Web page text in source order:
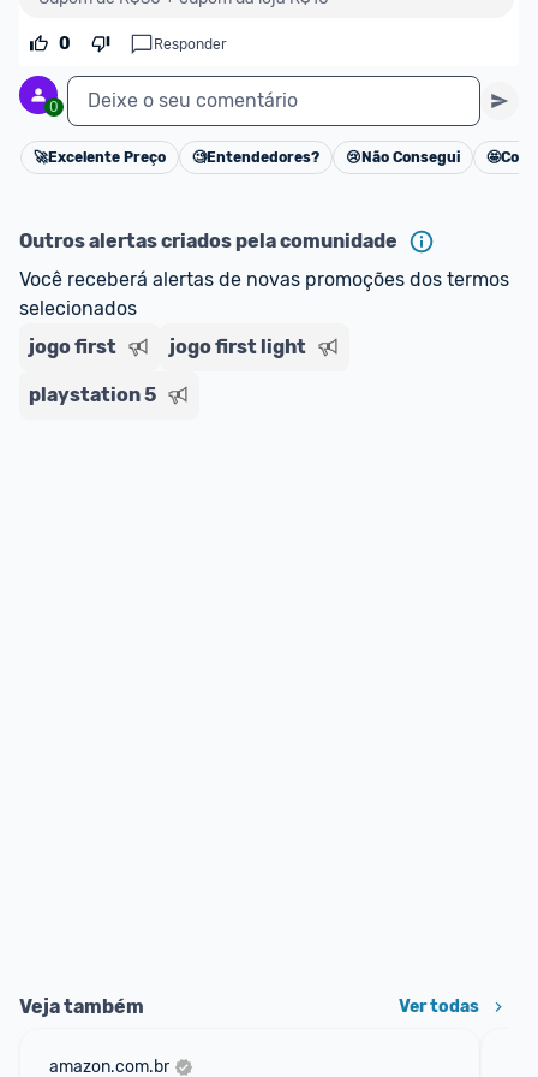
0 Responder
0 Deixe o seu comentário
Cancelar
🚀Excelente Preço 🧐Entendedores? 😢 Não Consegui 🤩
Outros alertas criados pela comunidade
Você receberá alertas de novas promoções dos termos
selecionados
jogo first
jogo first light
playstation 5
Veja também Ver todas
amazon.com.br